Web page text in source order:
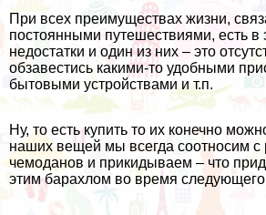
При всех преимуществах жизни,
постоянными путешествиями, есть в
недостатки и один из них – это
обзавестись какими-то удобными
бытовыми устройствами и т.п.
Ну, то есть купить то их конечно
наших вещей мы всегда соотносим с
чемоданов и прикидываем – что
этим барахлом во время следующего